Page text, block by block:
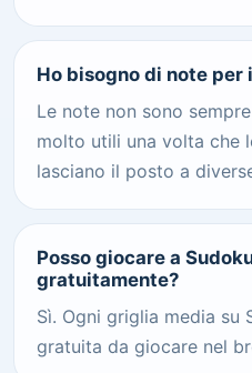
Ho bisogno di note per
Le note non sono
molto utili una volta che
lasciano il posto a
Posso giocare a
gratuitamente?
Sì. Ogni griglia media su
gratuita da giocare nel